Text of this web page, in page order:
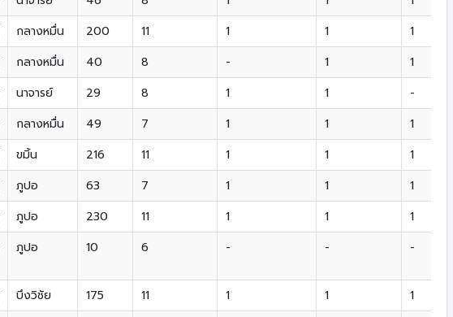
กลางหมื่น 200 11 1 1
1
กลางหมื่น 40 8 - 1
1
นาจารย์ 29 8 1 1
-
กลางหมื่น 49 7 1 1
1
ขมิ้น 216 11 1 1
1
ภูปอ 63 7 1 1
1
ภูปอ 230 11 1 1
1
ภูปอ 10 6 - - -
บึงวิชัย 175 11 1 1
1